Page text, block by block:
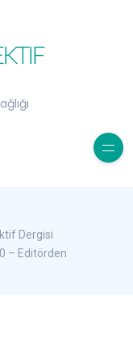
Dergisi
– Editörden